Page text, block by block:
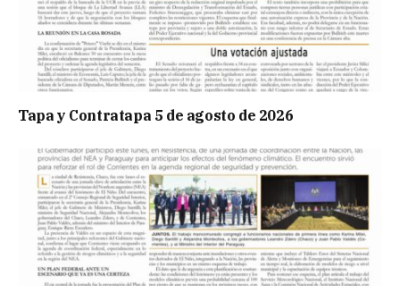
Tapa y Contratapa 5 de agosto de 2026